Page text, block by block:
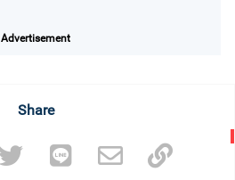
Advertisement
Share